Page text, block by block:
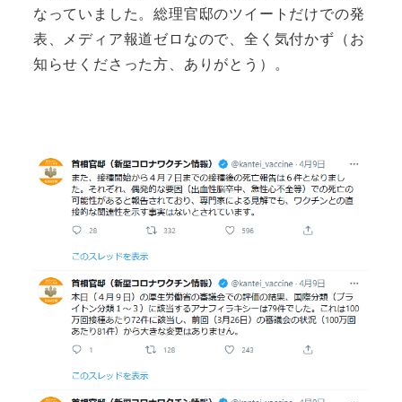
なっていました。総理官邸のツイートだけでの発
表、メディア報道ゼロなので、全く気付かず（お
知らせくださった方、ありがとう）。